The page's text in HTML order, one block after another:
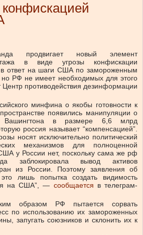
продвигает новый элемент
в виде угрозы конфискации
в ответ на шаги США по замороженным
но РФ не имеет необходимых для этого
противодействия дезинформации
минфина о якобы готовности к
появились манипуляции о
Вашингтона в размере 6,6 млрд
россия называет “компенсацией”.
носят исключительно политический
механизмов для полноценной
у России нет, поскольку сама же рф
вывод активов
из России. Поэтому заявления об
лишь попытка создать видимость
на США”, — сообщается в телеграм-
образом РФ пытается сорвать
по использованию их замороженных
запугать союзников и склонить их к